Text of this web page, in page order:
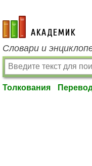
academic.ru
Словари и
Толкования